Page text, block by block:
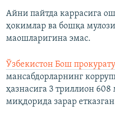
Айни пайтда каррасига
ҳокимлар ва бошқа
маошларигина эмас.
Ўзбекистон Бош
мансабдорларнинг
ҳазнасига 3 триллион
миқдорида зарар